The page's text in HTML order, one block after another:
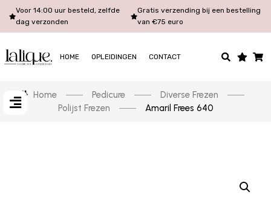
Voor 14:00 uur besteld, zelfde
dag verzonden
Gratis verzending bij een bestelling
van €75 euro
HOME OPLEIDINGEN CONTACT
Home Pedicure
Diverse Frezen
Polijst Frezen
Amaril Frees 640